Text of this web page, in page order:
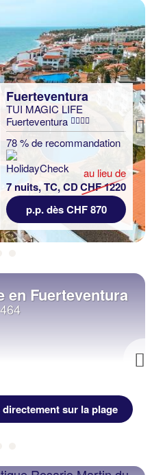
Fuerteventura
TUI MAGIC LIFE
Fuerteventura
78 % de recommandation
7 nuits, TC, CD
au lieu de
CHF 1220
p.p. dès CHF 870
en Fuerteventura
sur la plage